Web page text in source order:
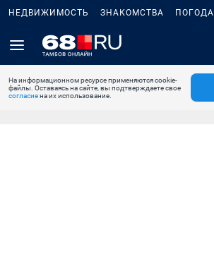
НЕДВИЖИМОСТЬ ЗНАКОМСТВА ПОГОДА
На информационном ресурсе применяются cookie-
файлы. Оставаясь на сайте, вы подтверждаете свое
согласиена их использование.